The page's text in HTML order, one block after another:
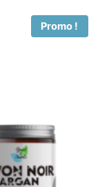
Promo !